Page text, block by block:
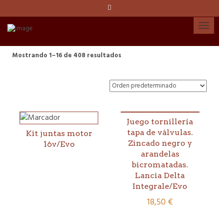
Cuenta
Mostrando 1–16 de 408 resultados
Kit juntas motor
16v/Evo
Juego tornillería
tapa de válvulas.
Zincado negro y
arandelas
bicromatadas.
Lancia Delta
Integrale/Evo
18,50€